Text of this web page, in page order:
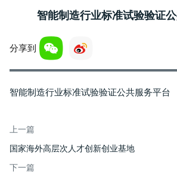
智能制造行业标准试验验证
分享到
智能制造行业标准试验验证公共服务平台
上一篇
国家海外高层次人才创新创业基地
下一篇